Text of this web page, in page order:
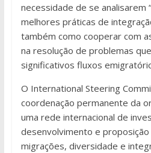
necessidade de se analisarem
melhores práticas de
também como cooperar com
na resolução de problemas
significativos fluxos
O International Steering
coordenação permanente da
uma rede internacional de
desenvolvimento e
migrações, diversidade e